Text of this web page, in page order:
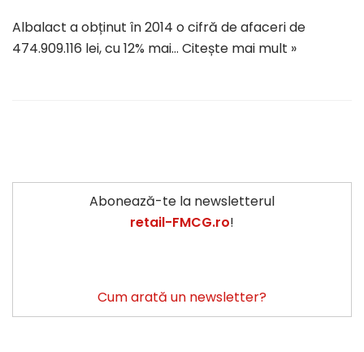
Albalact a obținut în 2014 o cifră de afaceri de
474.909.116 lei, cu 12% mai… Citește mai mult »
Abonează-te la newsletterul
retail-FMCG.ro!
Cum arată un newsletter?